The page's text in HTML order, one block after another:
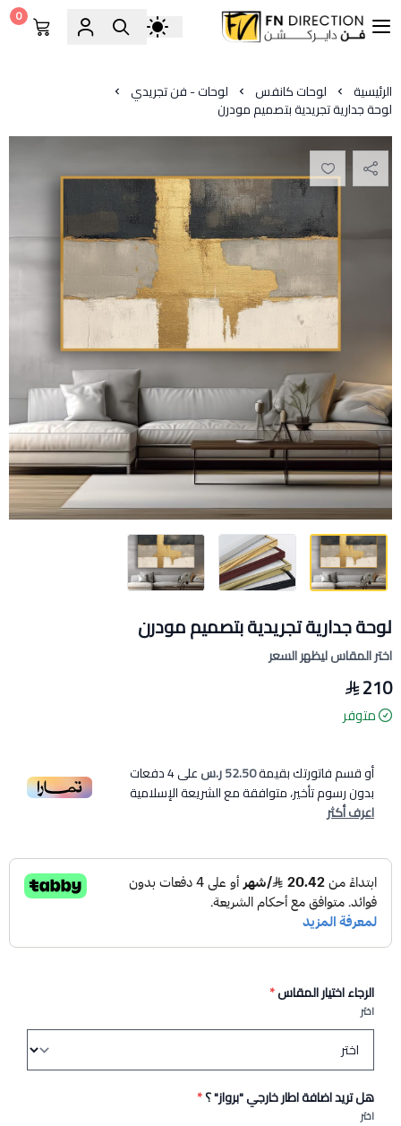
فن دايركشن
0
الرئيسية لوحات كانفس لوحات - فن تجريدي
لوحة جدارية تجريدية بتصميم مودرن
لوحة جدارية تجريدية بتصميم مودرن
اختر المقاس ليظهر السعر
210
متوفر
أو قسم فاتورتك بقيمة52.50 ر.س على4دفعات
بدون رسوم تأخير، متوافقة مع الشريعة الإسلامية
اعرف أكثر
الرجاء اختيار المقاس*
اختر
هل تريد اضافة اطار خارجي "برواز" ؟*
اختر